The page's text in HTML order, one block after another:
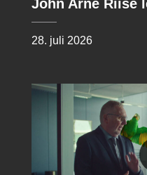
John Arne Riise
28. juli 2026